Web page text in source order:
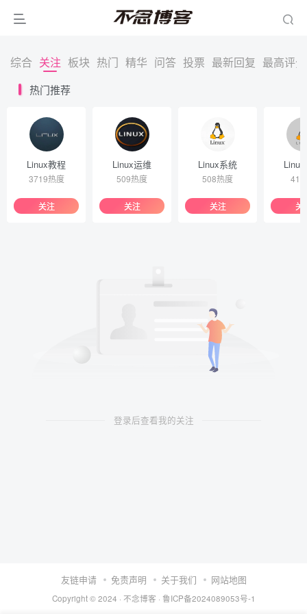
综合 关注 板块 热门 精华 问答 投票 最新回复 最高评分
热门推荐
Linux教程
3719热度
关注
Linux运维
509热度
关注
Linux系统
508热度
关注
41
关
登录后查看我的关注
友链申请 免责声明 关于我们 网站地图
Copyright © 2024 · 不念博客 · 鲁ICP备2024089053号-1